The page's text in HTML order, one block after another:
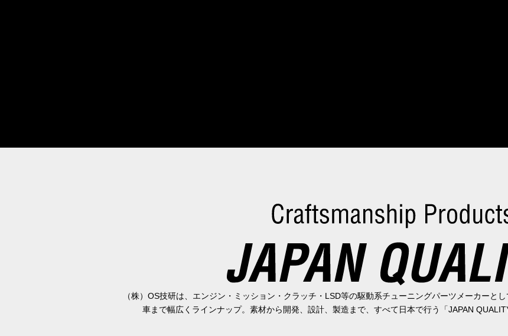
（株）OS技研は、エンジン・ミッション・クラッチ・LSD等の駆動系チューニングパーツメーカーと
車まで幅広くラインナップ。素材から開発、設計、製造まで、すべて日本で行う「JAPAN